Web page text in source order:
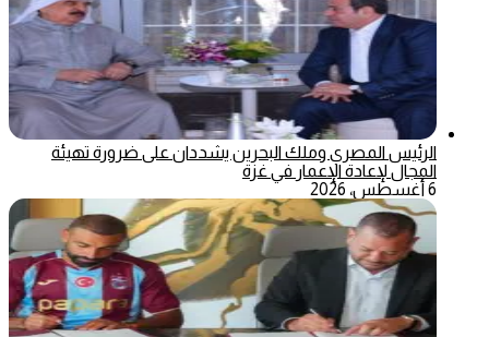
الرئيس المصري وملك البحرين يشددان على ضرورة تهيئة
المجال لإعادة الإعمار في غزة
6 أغسطس، 2026